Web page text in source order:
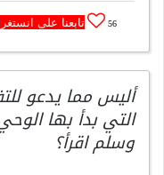
56 تابعنا على
أليس مما يدعو
التي بدأ بها
وسلم اقرأ؟